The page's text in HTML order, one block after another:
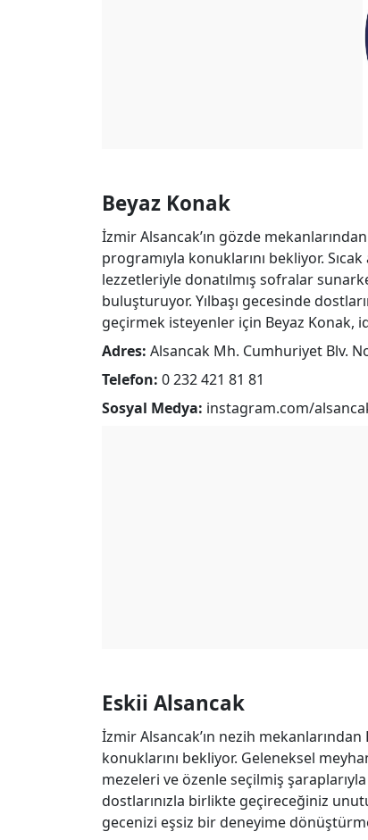
Beyaz Konak
İzmir Alsancak’ın gözde
programıyla konuklarını bekliyor.
lezzetleriyle donatılmış sofralar
buluşturuyor. Yılbaşı gecesinde
geçirmek isteyenler için Beyaz Konak,
Adres: Alsancak Mh. Cumhuriyet Blv.
Telefon: 0 232 421 81 81
Sosyal Medya: instagram.com/
Eskii Alsancak
İzmir Alsancak’ın nezih mekanlarından
konuklarını bekliyor. Geleneksel
mezeleri ve özenle seçilmiş
dostlarınızla birlikte geçireceğiniz
gecenizi eşsiz bir deneyime